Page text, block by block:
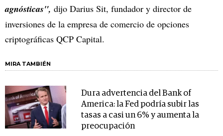
agnósticas", dijo Darius Sit, fundador y director de
inversiones de la empresa de comercio de opciones
criptográficas QCP Capital.
MIRA TAMBIÉN
Dura advertencia del Bank of
America: la Fed podría subir las
tasas a casi un 6% y aumenta la
preocupación